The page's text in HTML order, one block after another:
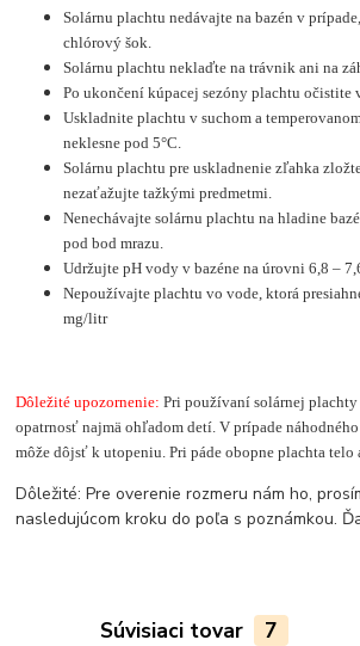
Solárnu plachtu nedávajte na bazén v
chlórový šok.
Solárnu plachtu neklaďte na trávnik ani na
Po ukončení kúpacej sezóny plachtu očistite
Uskladnite plachtu v suchom a
neklesne pod 5°C.
Solárnu plachtu pre uskladnenie zľahka
nezaťažujte tažkými predmetmi.
Nenechávajte solárnu plachtu na hladine
pod bod mrazu.
Udržujte pH vody v bazéne na úrovni 6,8 –
Nepoužívajte plachtu vo vode, ktorá
mg/litr
Dôležité upozornenie: Pri používaní solárnej plachty
opatrnosť najmä ohľadom detí. V prípade
môže dôjsť k utopeniu. Pri páde obopne plachta telo
Dôležité: Pre overenie rozmeru nám ho,
nasledujúcom kroku do poľa s poznámkou.
Súvisiaci tovar 7